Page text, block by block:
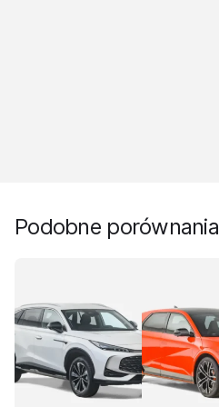
Podobne porównania